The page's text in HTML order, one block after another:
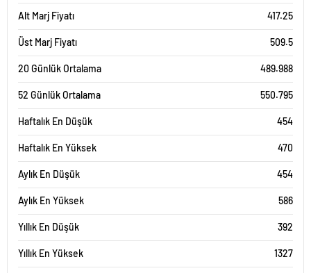
Alt Marj Fiyatı 417.25
Üst Marj Fiyatı 509.5
20 Günlük Ortalama 489.988
52 Günlük Ortalama 550.795
Haftalık En Düşük 454
Haftalık En Yüksek 470
Aylık En Düşük 454
Aylık En Yüksek 586
Yıllık En Düşük 392
Yıllık En Yüksek 1327